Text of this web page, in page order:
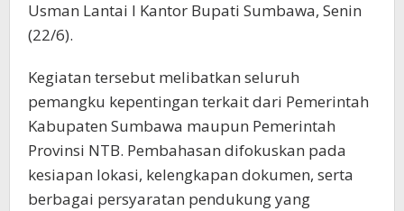
Usman Lantai I Kantor Bupati Sumbawa, Senin
(22/6).
Kegiatan tersebut melibatkan seluruh
pemangku kepentingan terkait dari Pemerintah
Kabupaten Sumbawa maupun Pemerintah
Provinsi NTB. Pembahasan difokuskan pada
kesiapan lokasi, kelengkapan dokumen, serta
berbagai persyaratan pendukung yang